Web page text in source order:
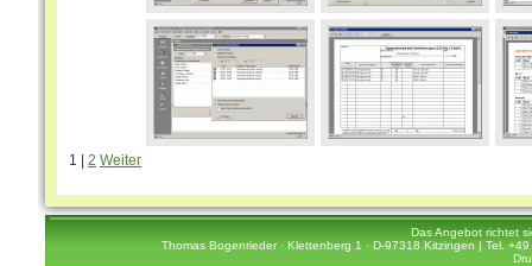
1 | 2 Weiter
Das Angebot richtet
Thomas Bogenrieder · Klettenberg 1 · D-97318 Kitzingen | Tel.